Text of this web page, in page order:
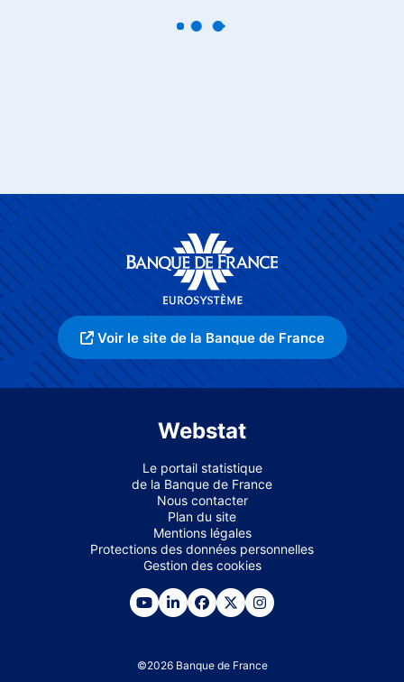
Voir le site de la Banque de France
Webstat
Le portail statistique
de la Banque de France
Nous contacter
Plan du site
Mentions légales
Protections des données personnelles
Gestion des cookies
©2026 Banque de France